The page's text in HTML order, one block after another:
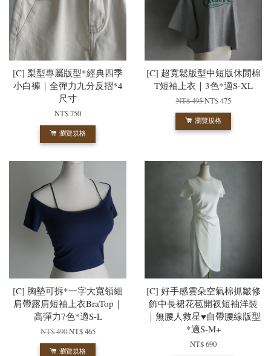
[C] 梨型專屬版型*經典四季
小白褲｜全彈力九分反摺*4
尺寸
NT$ 750
瀏覽規格
[C] 超寬鬆版型中短版休閒棉
T短袖上衣｜3色*適S-XL
NT$ 495NT$ 475
瀏覽規格
[C] 胸墊可拆*一字大寬領細
肩帶露肩短袖上衣BraTop｜
高彈力7色*適S-L
NT$ 490NT$ 465
瀏覽規格
[C] 好手感雲朵空氣棉抓皺修
飾中長裙花苞開衩短袖洋裝
｜無腰人救星♥自帶腰線版型
*適S-M+
NT$ 690